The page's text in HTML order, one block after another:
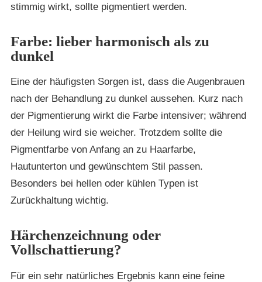
stimmig wirkt, sollte pigmentiert werden.
Farbe: lieber harmonisch als zu
dunkel
Eine der häufigsten Sorgen ist, dass die Augenbrauen
nach der Behandlung zu dunkel aussehen. Kurz nach
der Pigmentierung wirkt die Farbe intensiver; während
der Heilung wird sie weicher. Trotzdem sollte die
Pigmentfarbe von Anfang an zu Haarfarbe,
Hautunterton und gewünschtem Stil passen.
Besonders bei hellen oder kühlen Typen ist
Zurückhaltung wichtig.
Härchenzeichnung oder
Vollschattierung?
Für ein sehr natürliches Ergebnis kann eine feine